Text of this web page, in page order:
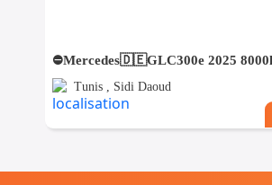
Tunis , Sidi Daoud